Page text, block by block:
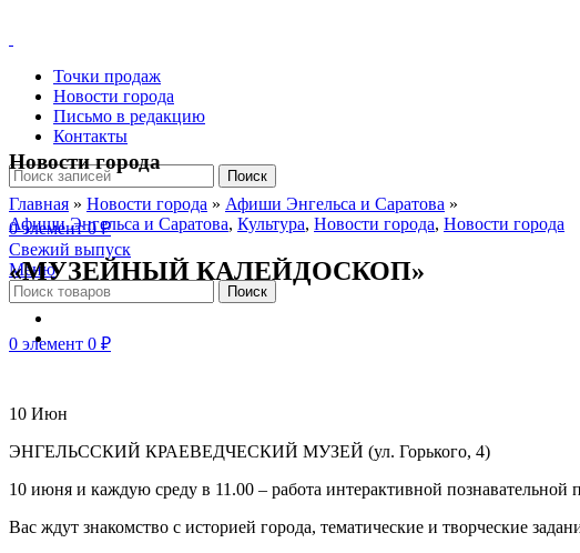
Точки продаж
Новости города
Письмо в редакцию
Контакты
Поиск
0элемент 0₽
Свежий выпуск
Меню
Поиск
0 элемент 0 ₽
Новости города
Главная » Новости города » Афиши Энгельса и Саратова »
Афиши Энгельса и Саратова, Культура, Новости города, Новости города
«МУЗЕЙНЫЙ КАЛЕЙДОСКОП»
10 Июн
ЭНГЕЛЬССКИЙ КРАЕВЕДЧЕСКИЙ МУЗЕЙ (ул. Горького, 4)
10 июня и каждую среду в 11.00 – работа интерактивной
Вас ждут знакомство с историей города, тематические и творческие